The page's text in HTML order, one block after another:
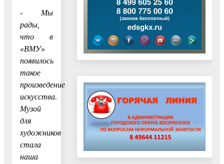
- Мы
рады,
что в
«ВМУ»
появилось
такое
произведение
искусства.
Музой
для
художников
стала
наша